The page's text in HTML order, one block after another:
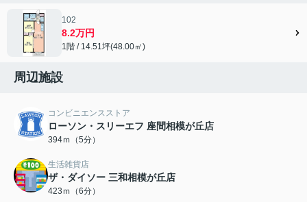
102
8.2万円
1階 / 14.51坪(48.00㎡)
周辺施設
コンビニエンスストア
ローソン・スリーエフ 座間相模が丘店
394ｍ（5分）
生活雑貨店
ザ・ダイソー 三和相模が丘店
423ｍ（6分）